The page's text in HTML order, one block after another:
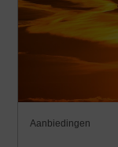
Aanbiedingen